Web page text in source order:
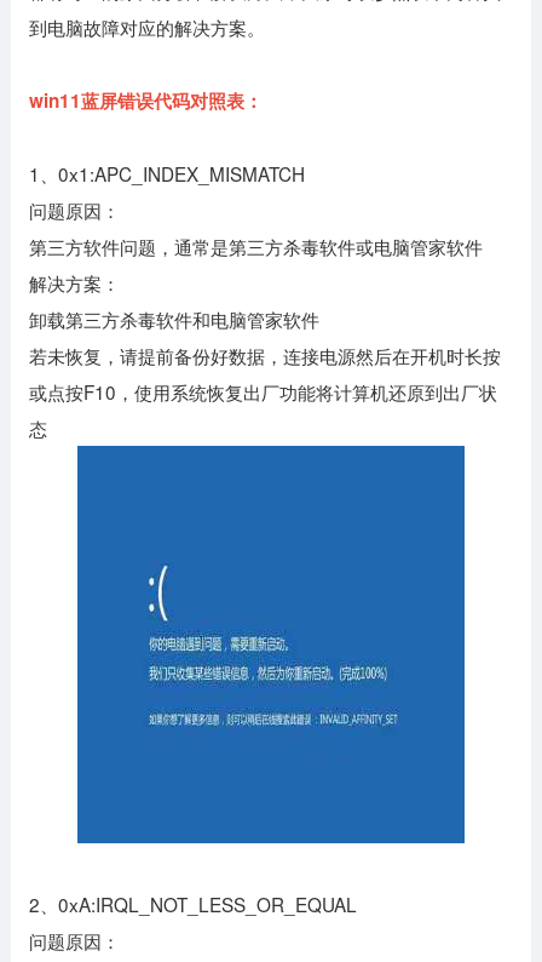
到电脑故障对应的解决方案。
win11蓝屏错误代码对照表：
1、0x1:APC_INDEX_MISMATCH
问题原因：
第三方软件问题，通常是第三方杀毒软件或电脑管家软件
解决方案：
卸载第三方杀毒软件和电脑管家软件
若未恢复，请提前备份好数据，连接电源然后在开机时长按
或点按F10，使用系统恢复出厂功能将计算机还原到出厂状
态
2、0xA:IRQL_NOT_LESS_OR_EQUAL
问题原因：